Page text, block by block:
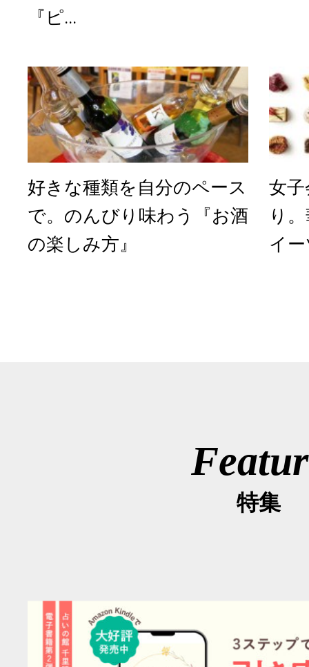
『ピ...
好きな種類を自分のペース
で。のんびり味わう『お酒
の楽しみ方』
女
り
イ
特集